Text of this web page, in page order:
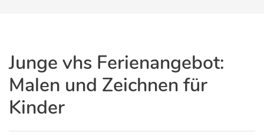
Junge vhs Ferienangebot:
Malen und Zeichnen für
Kinder